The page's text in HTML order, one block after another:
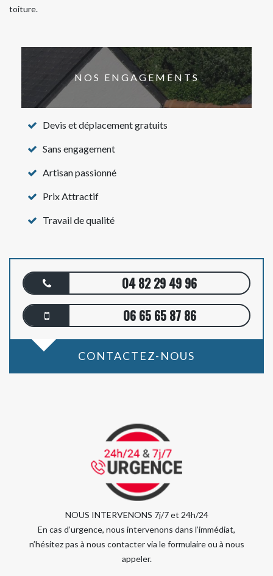
toiture.
NOS ENGAGEMENTS
Devis et déplacement gratuits
Sans engagement
Artisan passionné
Prix Attractif
Travail de qualité
04 82 29 49 96
06 65 65 87 86
CONTACTEZ-NOUS
NOUS INTERVENONS 7j/7 et 24h/24
En cas d’urgence, nous intervenons dans l’immédiat,
n’hésitez pas à nous contacter via le formulaire ou à nous
appeler.